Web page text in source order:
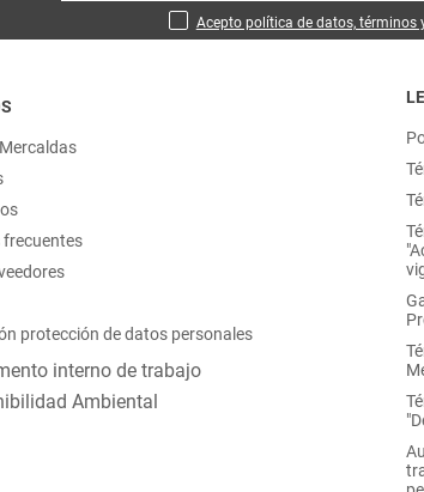
Acepto política de datos, términos
protección de datos personales
interno de trabajo
Ambiental